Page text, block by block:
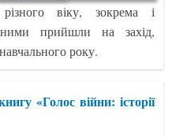
віку, зокрема і
прийшли на захід,
року.
«Голос війни: історії